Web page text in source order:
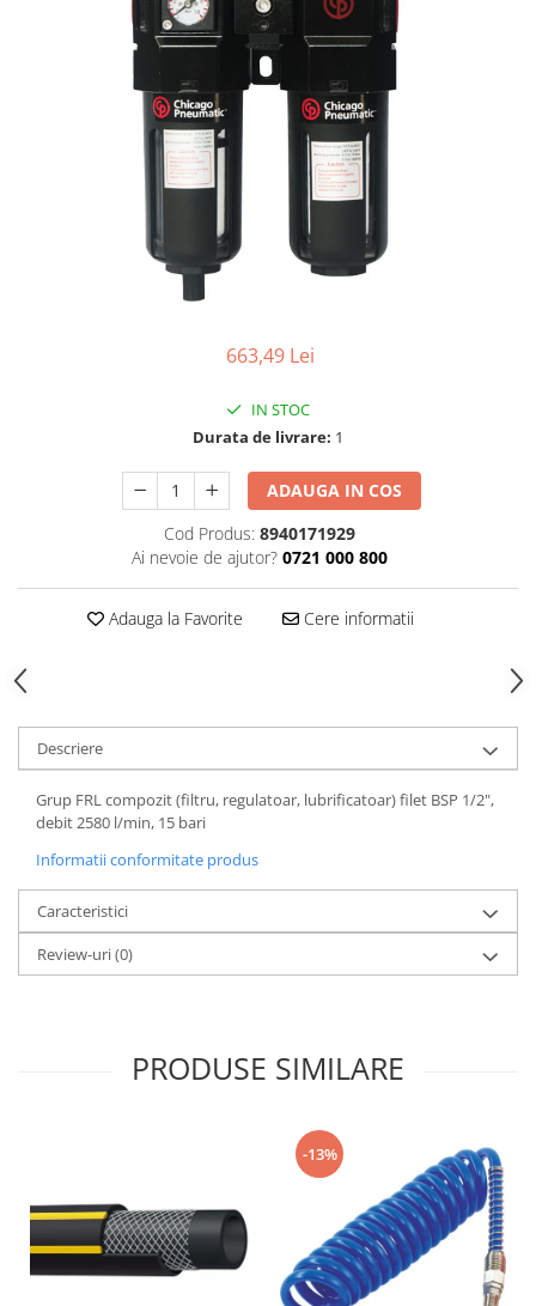
Bormasini pneumatice
Ciocane daltuitoare pneumatice
Clesti pneumatici
Compactoare pneumatice
Curatatoare cu ace
Masini de insurubat cu clichet
Motoare pneumatice
Polizoare unghiulare pneumatice
Scule speciale
Slefuitoare pneumatice
Surubelnite pneumatice
Tăiere și nituire pneumatică
663,49 Lei
IN STOC
Durata de livrare: 1
ADAUGA IN COS
Cod Produs: 8940171929
Ai nevoie de ajutor? 0721 000 800
Adauga la Favorite Cere informatii
Descriere
Grup FRL compozit (filtru, regulatoar, lubrificatoar) filet BSP 1/2",
debit 2580 l/min, 15 bari
Informatii conformitate produs
Caracteristici
Review-uri(0)
PRODUSE SIMILARE
-13%